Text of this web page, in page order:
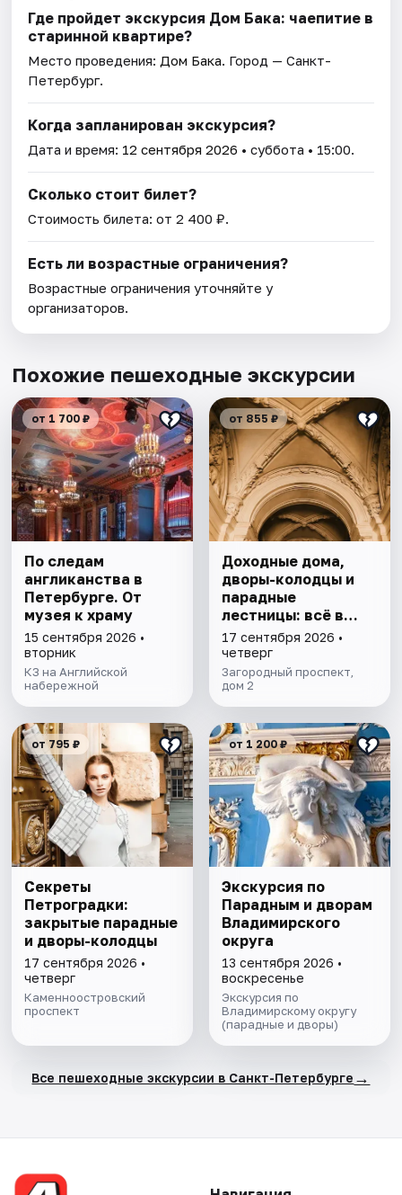
Где пройдет экскурсия Дом Бака: чаепитие в
старинной квартире?
Место проведения: Дом Бака. Город — Санкт-
Петербург.
Когда запланирован экскурсия?
Дата и время: 12 сентября 2026 • суббота • 15:00.
Сколько стоит билет?
Стоимость билета: от 2 400 ₽.
Есть ли возрастные ограничения?
Возрастные ограничения уточняйте у
организаторов.
Похожие пешеходные экскурсии
от 1 700 ₽
По следам
англиканства в
Петербурге. От
музея к храму
15 сентября 2026 •
вторник
КЗ на Английской
набережной
от 855 ₽
Доходные дома,
дворы-колодцы и
парадные
лестницы: всё в
одной прогулке
17 сентября 2026 •
четверг
Загородный проспект,
дом 2
от 795 ₽
Секреты
Петроградки:
закрытые парадные
и дворы-колодцы
17 сентября 2026 •
четверг
Каменноостровский
проспект
от 1 200 ₽
Экскурсия по
Парадным и дворам
Владимирского
округа
13 сентября 2026 •
воскресенье
Экскурсия по
Владимирскому округу
(парадные и дворы)
Все пешеходные экскурсии в Санкт-Петербурге →